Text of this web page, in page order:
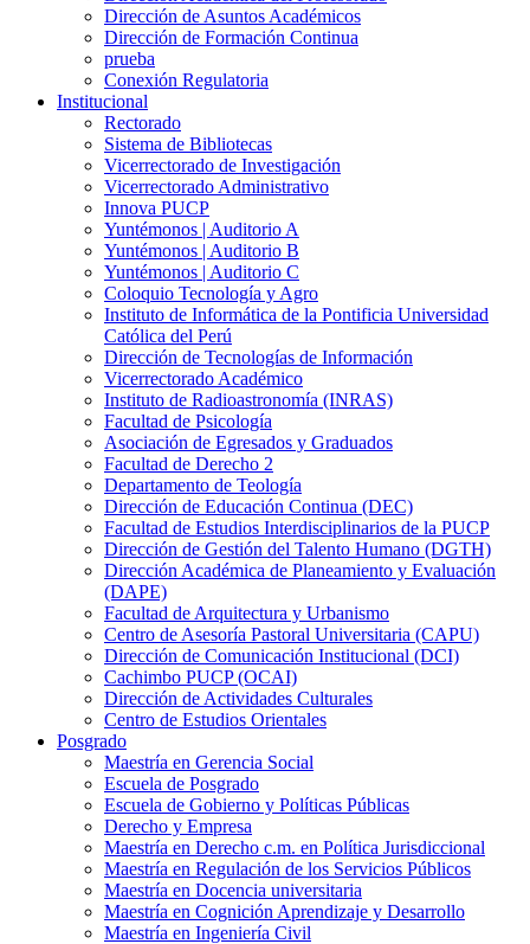
Dirección de Asuntos Académicos
Dirección de Formación Continua
prueba
Conexión Regulatoria
Institucional
Rectorado
Sistema de Bibliotecas
Vicerrectorado de Investigación
Vicerrectorado Administrativo
Innova PUCP
Yuntémonos | Auditorio A
Yuntémonos | Auditorio B
Yuntémonos | Auditorio C
Coloquio Tecnología y Agro
Instituto de Informática de la Pontificia Universidad
Católica del Perú
Dirección de Tecnologías de Información
Vicerrectorado Académico
Instituto de Radioastronomía (INRAS)
Facultad de Psicología
Asociación de Egresados y Graduados
Facultad de Derecho 2
Departamento de Teología
Dirección de Educación Continua (DEC)
Facultad de Estudios Interdisciplinarios de la PUCP
Dirección de Gestión del Talento Humano (DGTH)
Dirección Académica de Planeamiento y Evaluación
(DAPE)
Facultad de Arquitectura y Urbanismo
Centro de Asesoría Pastoral Universitaria (CAPU)
Dirección de Comunicación Institucional (DCI)
Cachimbo PUCP (OCAI)
Dirección de Actividades Culturales
Centro de Estudios Orientales
Posgrado
Maestría en Gerencia Social
Escuela de Posgrado
Escuela de Gobierno y Políticas Públicas
Derecho y Empresa
Maestría en Derecho c.m. en Política Jurisdiccional
Maestría en Regulación de los Servicios Públicos
Maestría en Docencia universitaria
Maestría en Cognición Aprendizaje y Desarrollo
Maestría en Ingeniería Civil